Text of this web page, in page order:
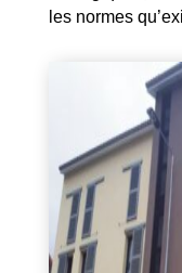
les normes